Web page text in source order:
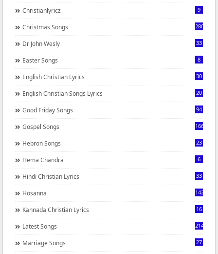
Christianlyricz 9
Christmas Songs 280
Dr John Wesly 33
Easter Songs 8
English Christian Lyrics 30
English Christian Songs Lyrics 20
Good Friday Songs 94
Gospel Songs 166
Hebron Songs 23
Hema Chandra 6
Hindi Christian Lyrics 33
Hosanna 142
Kannada Christian Lyrics 16
Latest Songs 214
Marriage Songs 27